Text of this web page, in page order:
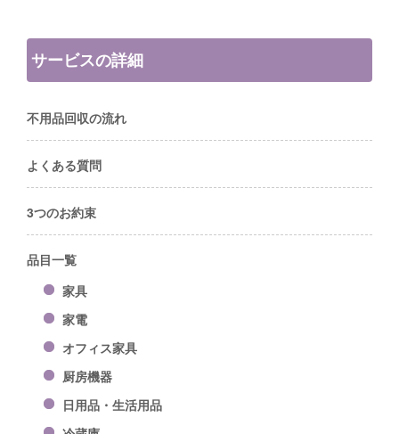
サービスの詳細
不用品回収の流れ
よくある質問
3つのお約束
品目一覧
家具
家電
オフィス家具
厨房機器
日用品・生活用品